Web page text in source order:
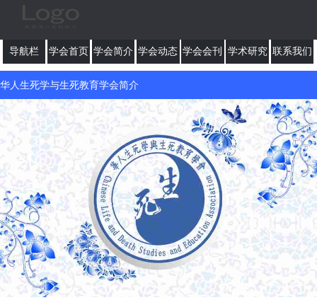
导航栏 学会首页 学会简介 学会动态 学会会刊 学术研究 联系我们
华人生死学与生死教育学会简介